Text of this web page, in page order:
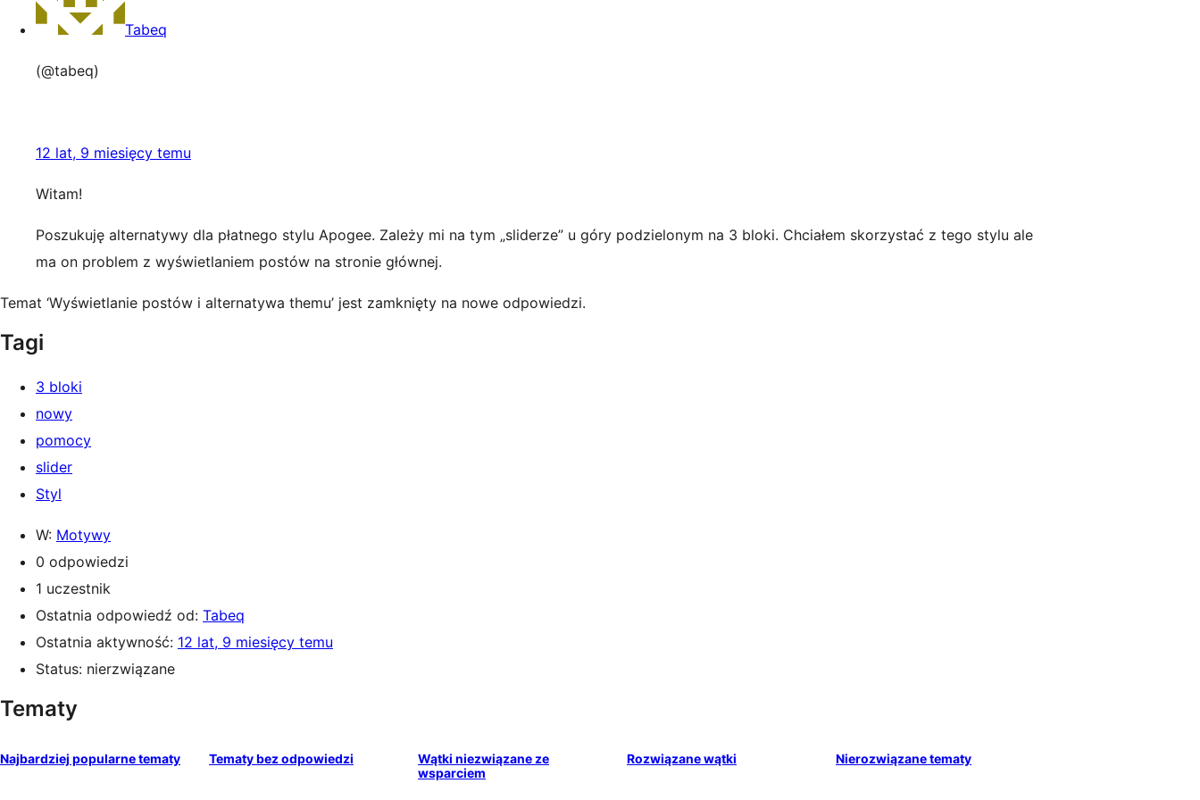
Tabeq
(@tabeq)
12 lat, 9 miesięcy temu
Witam!
Poszukuję alternatywy dla płatnego stylu Apogee. Zależy mi na tym „sliderze” u góry podzielonym na 3 bloki. Chciałem skorzystać z tego stylu ale
ma on problem z wyświetlaniem postów na stronie głównej.
Temat ‘Wyświetlanie postów i alternatywa themu’ jest zamknięty na nowe odpowiedzi.
Tagi
3 bloki
nowy
pomocy
slider
Styl
W: Motywy
0 odpowiedzi
1 uczestnik
Ostatnia odpowiedź od: Tabeq
Ostatnia aktywność: 12 lat, 9 miesięcy temu
Status: nierzwiązane
Tematy
Najbardziej popularne tematy Tematy bez odpowiedzi
Wątki niezwiązane ze
wsparciem
Rozwiązane wątki Nierozwiązane tematy